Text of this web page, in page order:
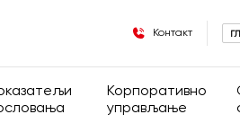
Контакт
Корпоративно
управљање